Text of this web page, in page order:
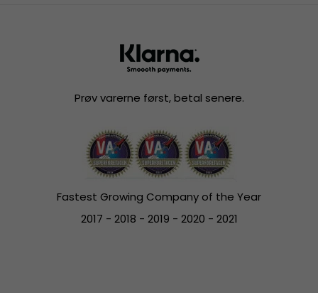
Prøv varerne først, betal senere.
Fastest Growing Company of the Year
2017 - 2018 - 2019 - 2020 - 2021